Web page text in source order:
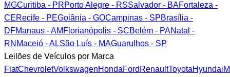
MGCuritiba - PRPorto Alegre - RSSalvador - BAFortaleza -
CERecife - PEGoiânia - GOCampinas - SPBrasília -
DFManaus - AM Florianópolis - SCBelém - PANatal -
RN Maceió - ALSão Luís - MAGuarulhos - SP
Leilões de Veículos por Marca
FiatChevroletVolkswagenHondaFord RenaultToyotaHyundai